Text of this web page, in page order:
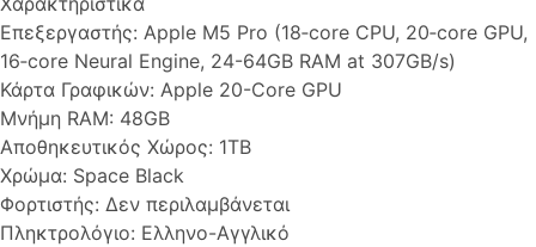
Επεξεργαστής: Apple M5 Pro (18‑core CPU, 20‑core GPU,
16‑core Neural Engine, 24-64GB RAM at 307GB/s)
Κάρτα Γραφικών: Apple 20-Core GPU
Μνήμη RAM: 48GB
Αποθηκευτικός Χώρος: 1TB
Χρώμα: Space Black
Φορτιστής: Δεν περιλαμβάνεται
Πληκτρολόγιο: Ελληνο-Αγγλικό